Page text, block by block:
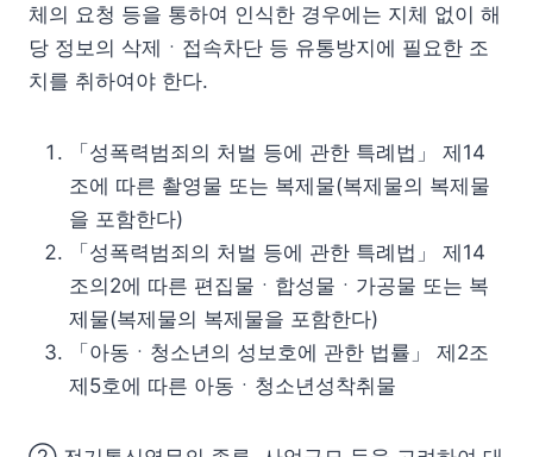
체의 요청 등을 통하여 인식한 경우에는 지체 없이 해
당 정보의 삭제ㆍ접속차단 등 유통방지에 필요한 조
치를 취하여야 한다.
「성폭력범죄의 처벌 등에 관한 특례법」 제14
조에 따른 촬영물 또는 복제물(복제물의 복제물
을 포함한다)
「성폭력범죄의 처벌 등에 관한 특례법」 제14
조의2에 따른 편집물ㆍ합성물ㆍ가공물 또는 복
제물(복제물의 복제물을 포함한다)
「아동ㆍ청소년의 성보호에 관한 법률」 제2조
제5호에 따른 아동ㆍ청소년성착취물